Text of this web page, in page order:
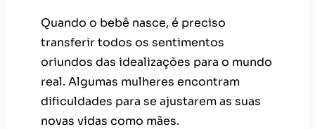
Quando o bebê nasce, é preciso
transferir todos os sentimentos
oriundos das idealizações para o mundo
real. Algumas mulheres encontram
dificuldades para se ajustarem as suas
novas vidas como mães.